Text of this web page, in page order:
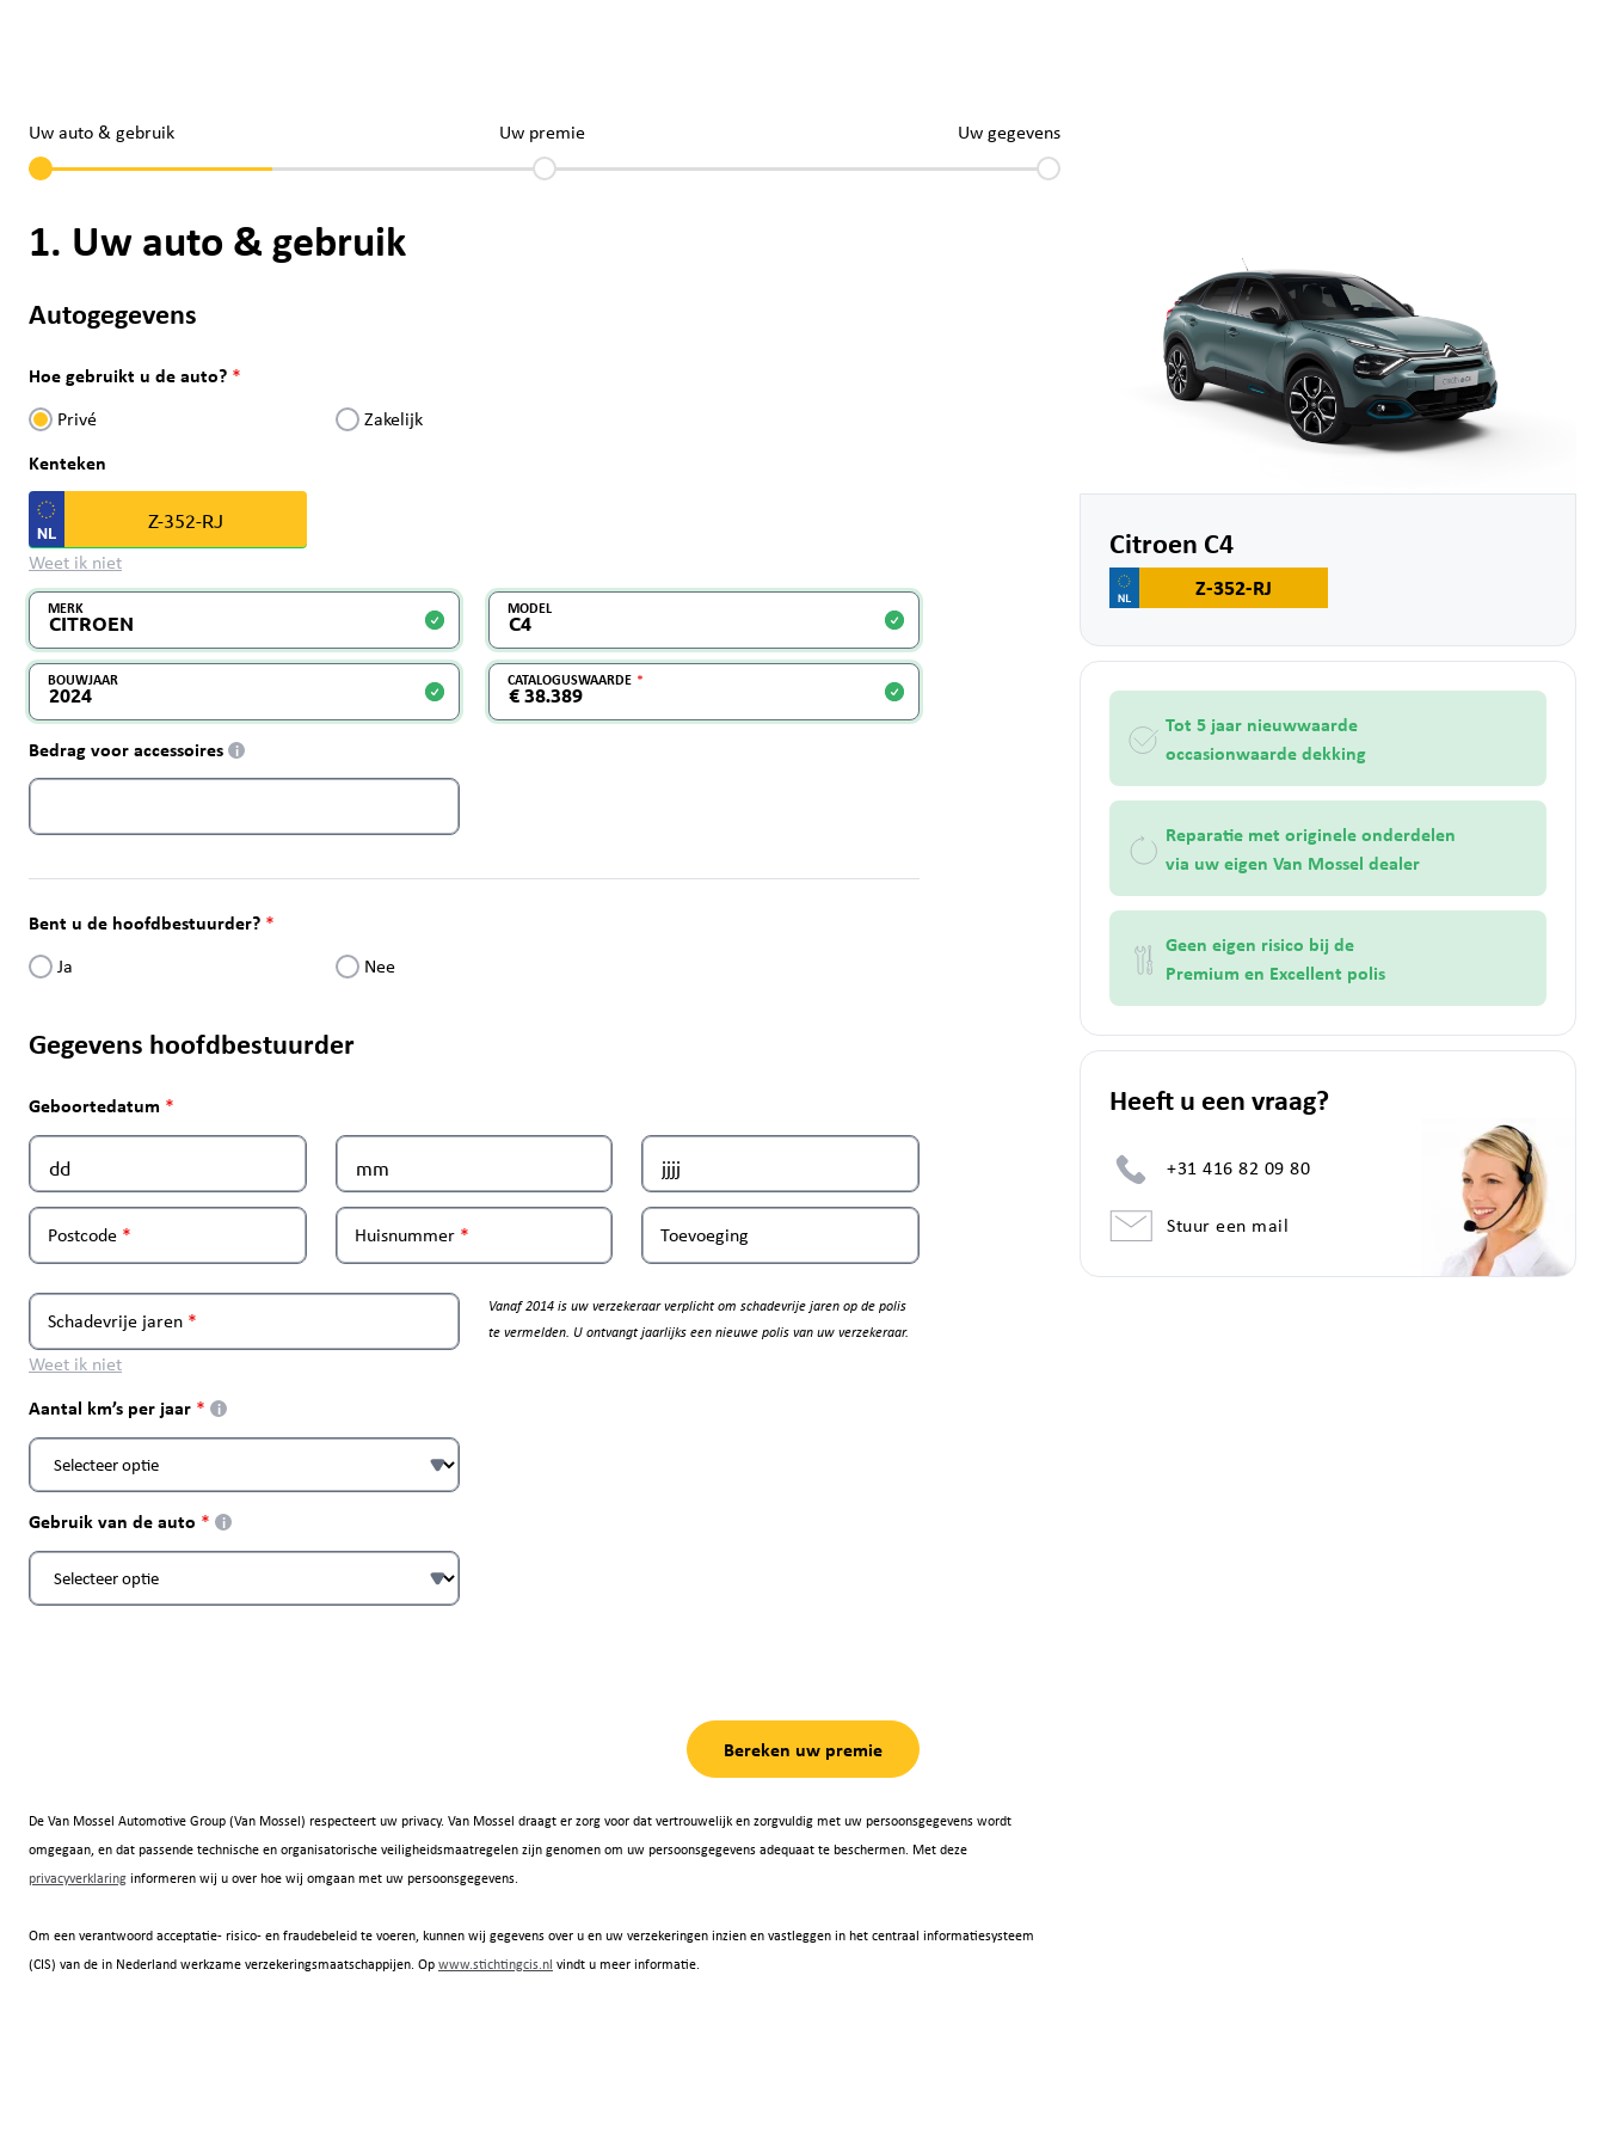
Uw auto & gebruik Uw premie Uw gegevens
1. Uw auto & gebruik
Autogegevens
Hoe gebruikt u de auto?
Privé Zakelijk
Kenteken
Weet ik niet
MERK MODEL
BOUWJAAR CATALOGUSWAARDE
Bedrag voor accessoires i
Bent u de hoofdbestuurder?
Ja Nee
Gegevens hoofdbestuurder
Geboortedatum
Postcode Huisnummer Toevoeging
Schadevrije jaren
Weet ik niet
Vanaf 2014 is uw verzekeraar verplicht om schadevrije jaren op de polis
te vermelden. U ontvangt jaarlijks een nieuwe polis van uw verzekeraar.
Aantal km’s per jaar i
Gebruik van de auto i
Bereken uw premie
De Van Mossel Automotive Group (Van Mossel) respecteert uw privacy. Van Mossel draagt er zorg voor dat vertrouwelijk en zorgvuldig met uw persoonsgegevens wordt
omgegaan, en dat passende technische en organisatorische veiligheidsmaatregelen zijn genomen om uw persoonsgegevens adequaat te beschermen. Met deze
privacyverklaringinformeren wij u over hoe wij omgaan met uw persoonsgegevens.
Om een verantwoord acceptatie- risico- en fraudebeleid te voeren, kunnen wij gegevens over u en uw verzekeringen inzien en vastleggen in het centraal informatiesysteem
(CIS) van de in Nederland werkzame verzekeringsmaatschappijen. Opwww.stichtingcis.nl vindt u meer informatie.
Citroen C4
Z-352-RJ
Tot 5 jaar nieuwwaarde
occasionwaarde dekking
Reparatie met originele onderdelen
via uw eigen Van Mossel dealer
Geen eigen risico bij de
Premium en Excellent polis
Heeft u een vraag?
+31 416 82 09 80
Stuur een mail